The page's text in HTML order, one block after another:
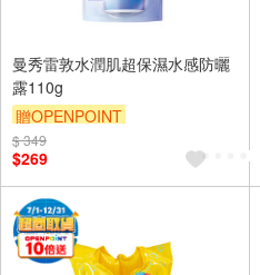
曼秀雷敦水潤肌超保濕水感防曬
露110g
贈OPENPOINT
贈OPENPOINT
$ 349
$269